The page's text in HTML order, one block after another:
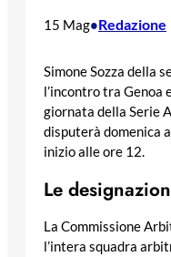
15 Mag•Redazione
Simone Sozza della
l’incontro tra Genoa
giornata della Serie
disputerà domenica
inizio alle ore 12.
Le
La Commissione
l’intera squadra